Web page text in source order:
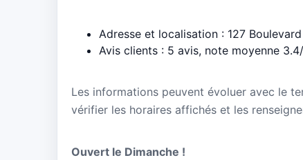
Adresse et localisation : 127
Avis clients : 5 avis, note moyenne
Les informations peuvent évoluer avec le
vérifier les horaires affichés et les
Ouvert le Dimanche !